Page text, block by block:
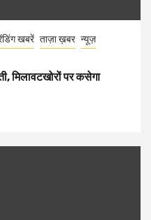
खबरें ताज़ा ख़बर न्यूज़
मिलावटखोरों पर कसेगा